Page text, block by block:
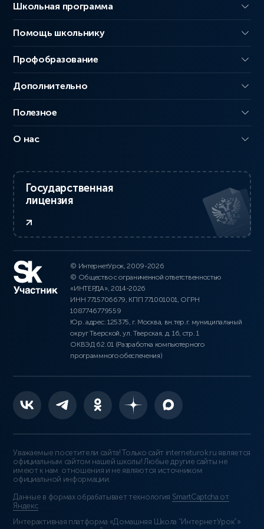
Школьная программа
Помощь школьнику
Профобразование
Дополнительно
Полезное
О нас
Государственная
лицензия
© ИнтернетУрок, 2009-2026
© Общество с ограниченной ответственностью
«ИНТЕРДА», 2014-2026
ИНН 7715706679, КПП 771001001, ОГРН
1087746779559
Юр. адрес: 125375, г. Москва, вн.тер.г. муниципальный
округ Тверской, ул. Тверская, д. 16, стр. 1
ОКВЭД 62.01 (Разработка компьютерного
программного обеспечения)
Уважаемые посетители сайта! Только сайт interneturok.ru является
официальным сайтом нашей школы! Любые другие сайты не
имеют к нам отношения и не являются источником
официальной информации.
Данные в формах обрабатывает технология SmartCaptcha от
Яндекс
Интерактивная платформа «Домашняя Школа “ИнтернетУрок”»